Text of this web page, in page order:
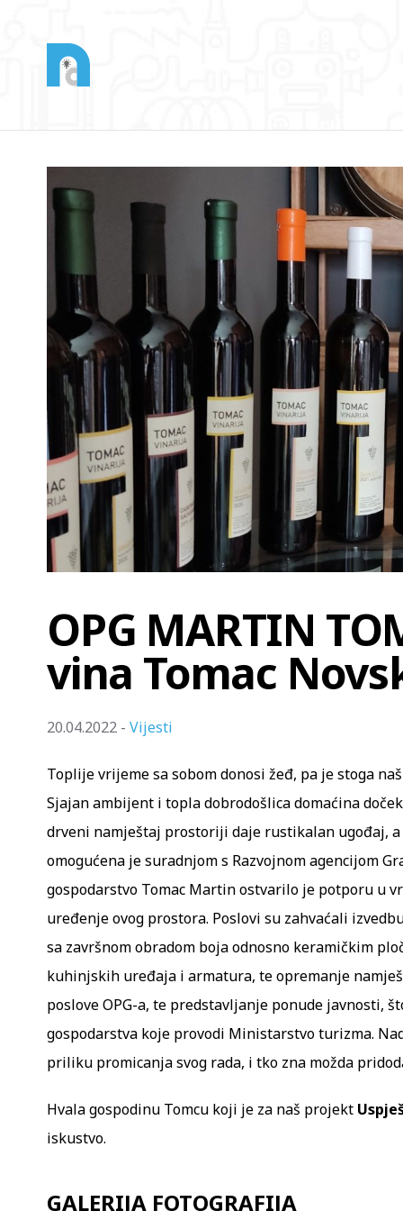
OPG MARTIN
vina Tomac
20.04.2022 - Vijesti
Toplije vrijeme sa sobom donosi žeđ, pa je stoga
Sjajan ambijent i topla dobrodošlica domaćina
drveni namještaj prostoriji daje rustikalan ugođaj,
omogućena je suradnjom s Razvojnom agencijom
gospodarstvo Tomac Martin ostvarilo je potporu u
uređenje ovog prostora. Poslovi su zahvaćali
sa završnom obradom boja odnosno keramičkim
kuhinjskih uređaja i armatura, te opremanje
poslove OPG-a, te predstavljanje ponude javnosti,
gospodarstva koje provodi Ministarstvo turizma.
priliku promicanja svog rada, i tko zna možda
Hvala gospodinu Tomcu koji je za naš projekt
iskustvo.
GALERIJA FOTOGRAFIJA